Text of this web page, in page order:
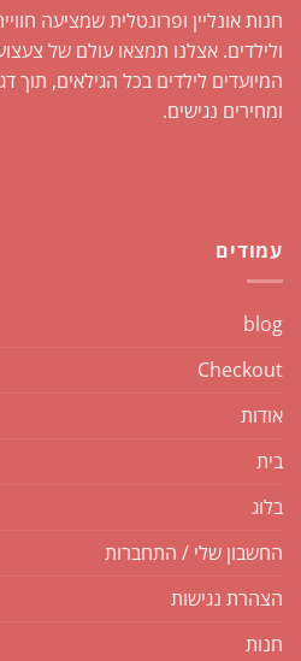
חנות אונליין ופרונטלית שמציעה
ולילדים. אצלנו תמצאו עולם של
המיועדים לילדים בכל הגילאים, תוך
ומחירים נגישים.
עמודים
blog
Checkout
אודות
בית
בלוג
החשבון שלי / התחברות
הצהרת נגישות
חנות